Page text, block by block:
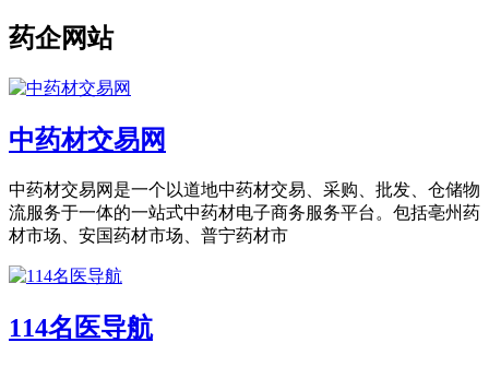
药企网站
中药材交易网
中药材交易网是一个以道地中药材交易、采购、批发、仓储物
流服务于一体的一站式中药材电子商务服务平台。包括亳州药
材市场、安国药材市场、普宁药材市
114名医导航